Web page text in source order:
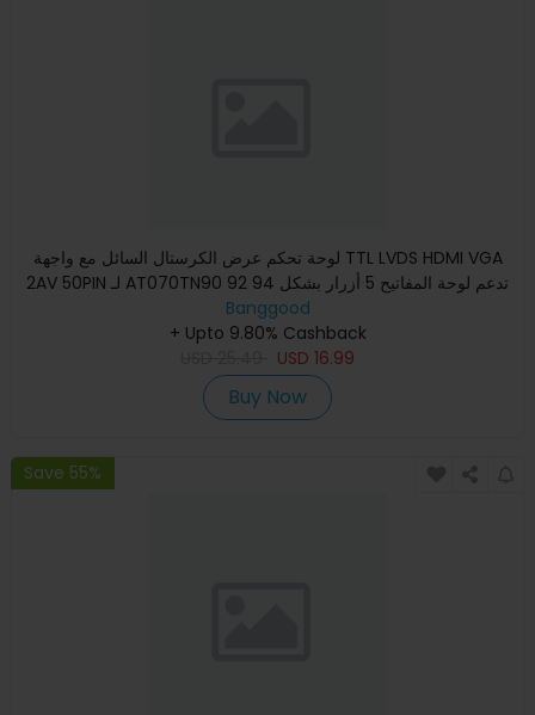
لوحة تحكم عرض الكرستال السائل مع واجهة TTL LVDS HDMI VGA
2AV 50PIN لـ AT070TN90 92 94 تدعم لوحة المفاتيح 5 أزرار بشكل
تل
Banggood
+ Upto 9.80% Cashback
USD 16.99
Buy Now
Save 55%